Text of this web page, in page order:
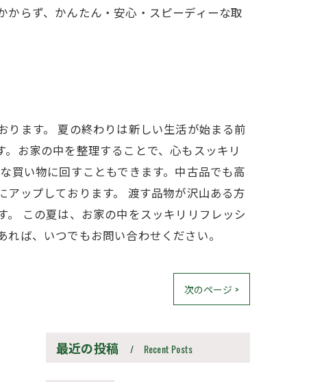
らず、かんたん・安心・スピーディーな取
ます。 夏の終わりは新しい生活が始まる前
お家の中を整理することで、心もスッキリ
買い物に回すこともできます。中古品でも高
ップしております。 渡す品物が沢山ある方
この夏は、お家の中をスッキリリフレッシ
ば、いつでもお問い合わせください。
次のページ >
最近の投稿 Recent Posts